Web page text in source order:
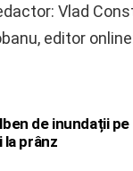
Vlad
editor
de inundații
la prânz